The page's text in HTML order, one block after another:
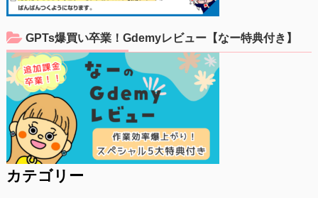
GPTs爆買い卒業！Gdemyレビュー【なー特典付き】
カテゴリー